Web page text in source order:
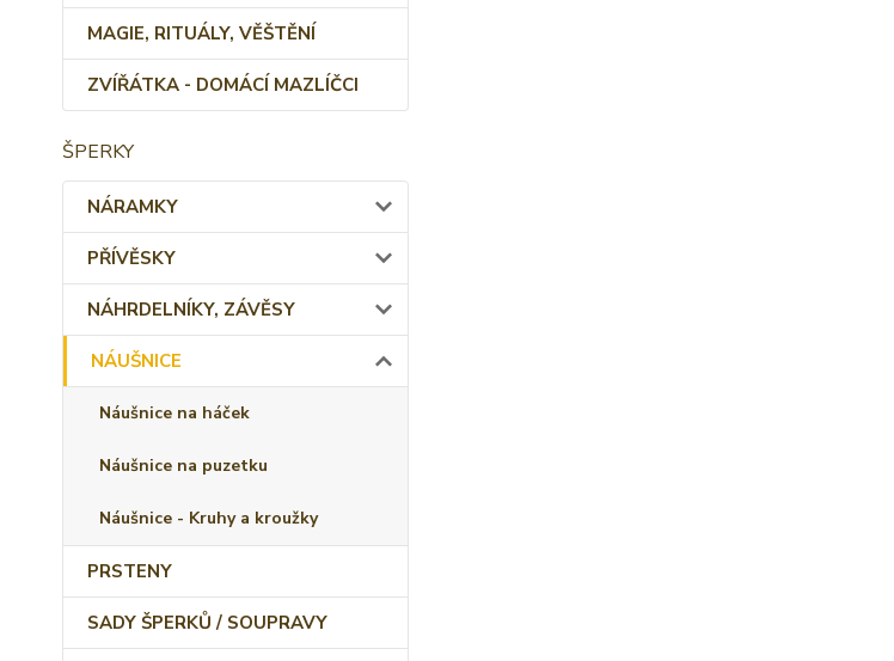
MAGIE, RITUÁLY, VĚŠTĚNÍ
ZVÍŘÁTKA - DOMÁCÍ MAZLÍČCI
ŠPERKY
NÁRAMKY
PŘÍVĚSKY
NÁHRDELNÍKY, ZÁVĚSY
NÁUŠNICE
Náušnice na háček
Náušnice na puzetku
Náušnice - Kruhy a kroužky
PRSTENY
SADY ŠPERKŮ / SOUPRAVY